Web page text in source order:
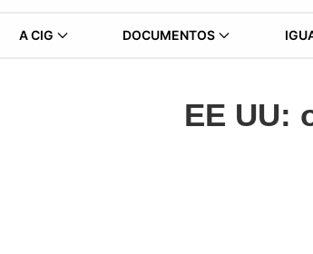
A CIG DOCUMENTOS
EE UU: